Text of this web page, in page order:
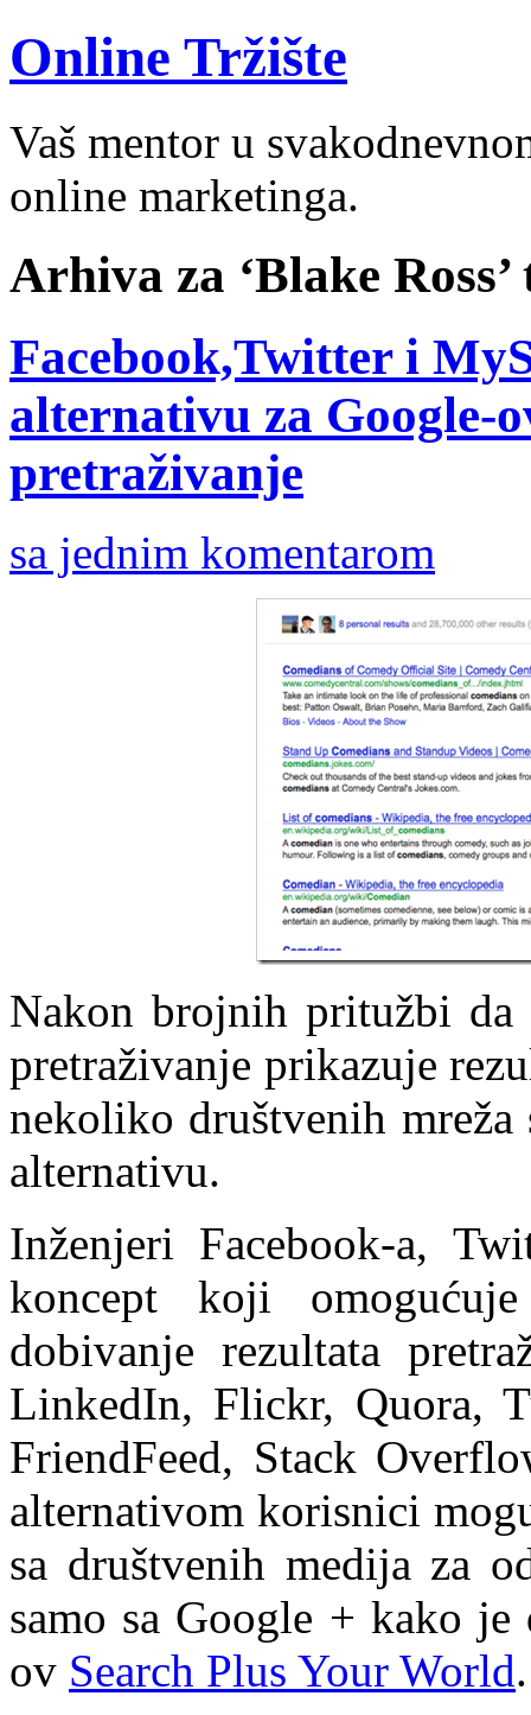
Online Tržište
Vaš mentor u
online marketinga.
Arhiva za ‘Blake Ross’
Facebook,Twitter i
alternativu za Google-
pretraživanje
sa jednim komentarom
Nakon brojnih pritužbi
pretraživanje prikazuje
nekoliko društvenih
alternativu.
Inženjeri Facebook-a,
koncept koji
dobivanje rezultata
LinkedIn, Flickr, Quora,
FriendFeed, Stack
alternativom korisnici
sa društvenih medija za
samo sa Google + kako
ov Search Plus Your World.